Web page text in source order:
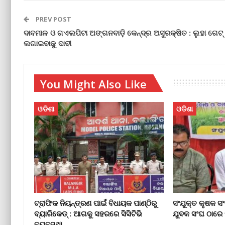
PREV POST
ଦାବମାଳ ଓ ଗଏଲପିଟା ଅଙ୍ଗନବାଡ଼ି କେନ୍ଦ୍ର ଅସୁରକ୍ଷିତ : ଲୁହା ଗେଟ୍
ଲଗାଇବାକୁ ଦାବୀ
You Might Also Like
ଓଡିଶା
ଟ୍ରାଫିକ ନିୟନ୍ତ୍ରଣ ପାଇଁ ବିଧାୟକ ପାଣ୍ଠିରୁ
ବ୍ୟାରିକେଡ୍‌ : ଆଗକୁ ସହରରେ ସିସିଟିଭି
ଓଡିଶା
ସଂଯୁକ୍ତ କୃଷକ
ଯୁବକ ସଂଘ